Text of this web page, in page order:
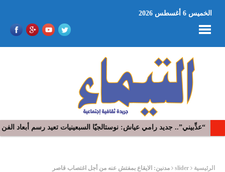
الخميس 6 أغسطس 2026
“​عذِّبيني”.. جديد رامي عياش: نوستالجيّا السبعينيات تعيد رسم أبعاد
الدورة الخمسين لمهرجان بومخلوف الدولي : عروض موسيقية و
الرئيسية slider مدنين: الايقاع بمفتش عنه من أجل اغتصاب قاصر